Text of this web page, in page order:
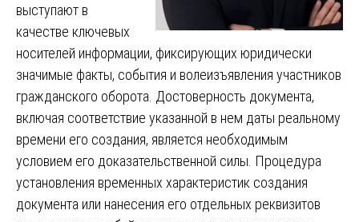
выступают в
качестве ключевых
носителей информации, фиксирующих юридически
значимые факты, события и волеизъявления участников
гражданского оборота. Достоверность документа,
включая соответствие указанной в нем даты реальному
времени его создания, является необходимым
условием его доказательственной силы. Процедура
установления временных характеристик создания
документа или нанесения его отдельных реквизитов